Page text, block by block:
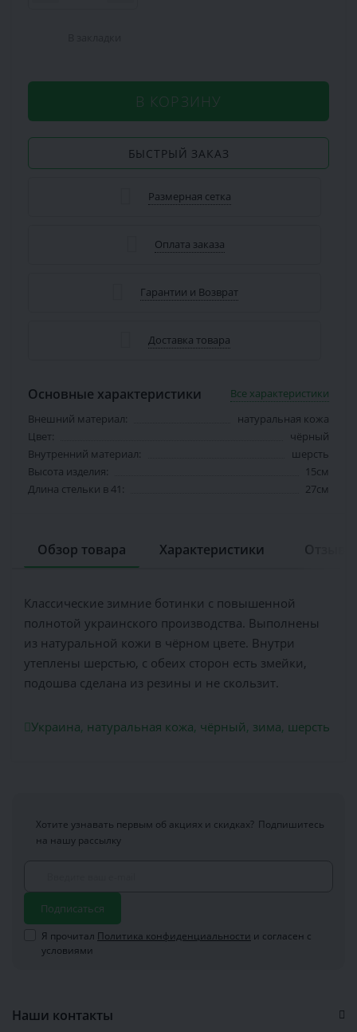
В КОРЗИНУ
БЫСТРЫЙ ЗАКАЗ
Размерная сетка
Оплата заказа
Гарантии и Возврат
Доставка товара
Основные характеристики
Все характеристики
Внешний материал:
натуральная кожа
Цвет:
чёрный
Внутренний материал:
шерсть
Высота изделия:
15см
Длина стельки в 41:
27см
Обзор товара Характеристики
Классические зимние ботинки с повышенной
полнотой украинского производства. Выполнены
из натуральной кожи в чёрном цвете. Внутри
утеплены шерстью, с обеих сторон есть змейки,
подошва сделана из резины и не скользит.
Украина, натуральная кожа, чёрный, зима, шерсть
Хотите узнавать первым об акциях и скидках? Подпишитесь
на нашу рассылку
Подписаться
Я прочитал Политика конфиденциальности и согласен с
условиями
Наши контакты